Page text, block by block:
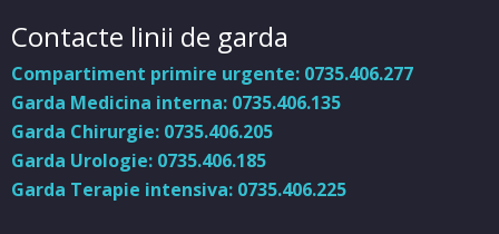
Contacte linii de garda
Compartiment primire urgente: 0735.406.277
Garda Medicina interna: 0735.406.135
Garda Chirurgie: 0735.406.205
Garda Urologie: 0735.406.185
Garda Terapie intensiva: 0735.406.225